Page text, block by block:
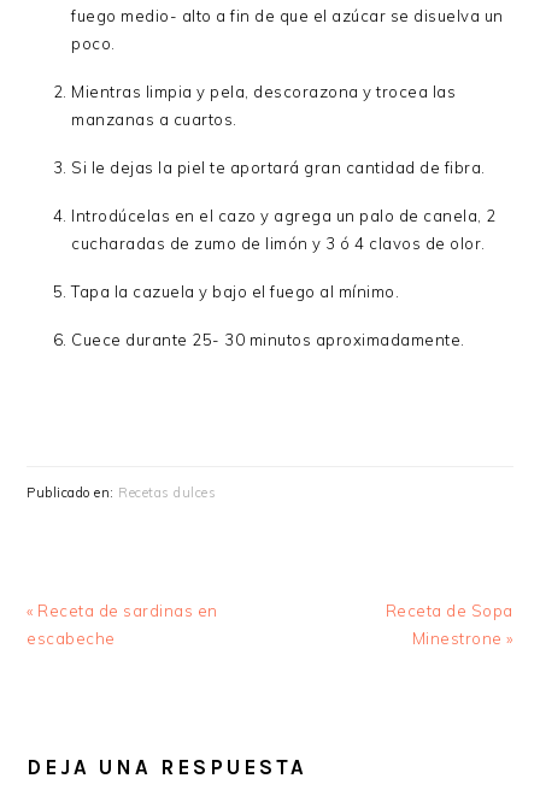
fuego medio- alto a fin de que el azúcar se disuelva un
poco.
Mientras limpia y pela, descorazona y trocea las
manzanas a cuartos.
Si le dejas la piel te aportará gran cantidad de fibra.
Introdúcelas en el cazo y agrega un palo de canela, 2
cucharadas de zumo de limón y 3 ó 4 clavos de olor.
Tapa la cazuela y bajo el fuego al mínimo.
Cuece durante 25- 30 minutos aproximadamente.
Publicado en: Recetas dulces
Entrada
anterior:
« Receta de sardinas en
escabeche
Siguiente
entrada:
Receta de Sopa
Minestrone »
CON
DEJA UNA RESPUESTA